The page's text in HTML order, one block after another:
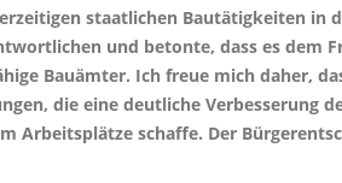
staatlichen Bautätigkeiten
und betonte, dass es dem
Bauämter. Ich freue mich daher,
die eine deutliche
Arbeitsplätze schaffe. Der